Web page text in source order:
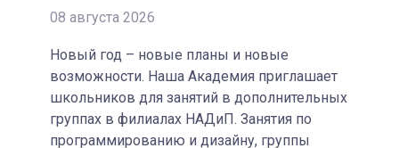
08 августа 2026
Новый год – новые планы и новые
возможности. Наша Академия приглашает
школьников для занятий в дополнительных
группах в филиалах НАДиП. Занятия по
программированию и дизайну, группы